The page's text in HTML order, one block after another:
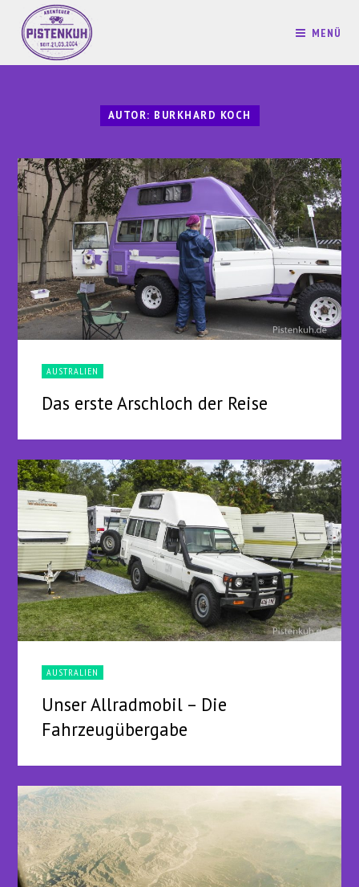
MENÜ
AUTOR: BURKHARD KOCH
AUSTRALIEN
Das erste Arschloch der Reise
AUSTRALIEN
Unser Allradmobil – Die
Fahrzeugübergabe